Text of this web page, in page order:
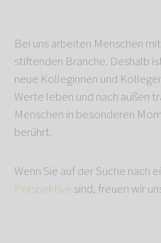
Bei uns arbeiten Menschen
stiftenden Branche. Deshalb
neue Kolleginnen und
Werte leben und nach außen
Menschen in besonderen
berührt.
Wenn Sie auf der Suche nach
Perspektive sind, freuen wir